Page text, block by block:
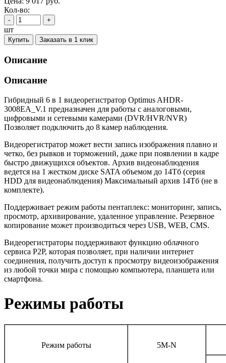
Кол-во:
- +
шт
Купить Заказать в 1 клик
Описание
Описание
Гибридный 6 в 1 видеорегистратор Optimus AHDR-
3008EA_V.1 предназначен для работы с аналоговыми,
цифровыми и сетевыми камерами (DVR/HVR/NVR)
Позволяет подключить до 8 камер наблюдения.
Видеорегистратор может вести запись изображения плавно и
четко, без рывков и торможений, даже при появлении в кадре
быстро движущихся объектов. Архив видеонаблюдения
ведется на 1 жестком диске SATA объемом до 14Тб (серия
HDD для видеонаблюдения) Максимальный архив 14Tб (не в
комплекте).
Поддерживает режим работы пентаплекс: мониторинг, запись,
просмотр, архивирование, удаленное управление. Резервное
копирование может производиться через USB, WEB, CMS.
Видеорегистраторы поддерживают функцию облачного
сервиса P2P, которая позволяет, при наличии интернет
соединения, получить доступ к просмотру видеоизображения
из любой точки мира с помощью компьютера, планшета или
смартфона.
Режимы работы
Режим работы 5М-N